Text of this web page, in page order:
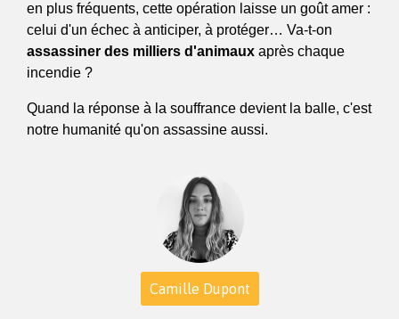
en plus fréquents, cette opération laisse un goût amer :
assassiner des milliers d'animaux après chaque
incendie ?
Quand la réponse à la souffrance devient la balle, c'est
notre humanité qu'on assassine aussi.
Camille Dupont